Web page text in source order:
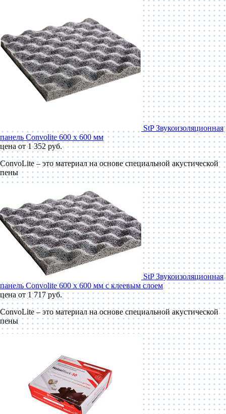
StP Звукоизоляционная
панель Convolite 600 x 600 мм
цена от 1 352 руб.
ConvoLite – это материал на основе специальной акустической
пены
StP Звукоизоляционная
панель Convolite 600 x 600 мм с клеевым слоем
цена от 1 717 руб.
ConvoLite – это материал на основе специальной акустической
пены